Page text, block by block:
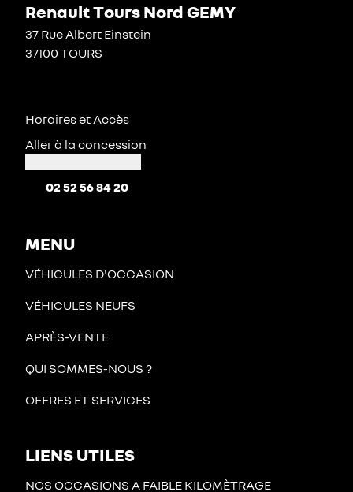
Renault Tours Nord GEMY
37 Rue Albert Einstein
37100 TOURS
Horaires et Accès
Aller à la concession
02 52 56 84 20
MENU
VÉHICULES D'OCCASION
VÉHICULES NEUFS
APRÈS-VENTE
QUI SOMMES-NOUS ?
OFFRES ET SERVICES
LIENS UTILES
NOS OCCASIONS A FAIBLE KILOMÈTRAGE